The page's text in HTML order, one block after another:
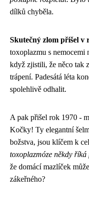
dílků chyběla.
Skutečný zlom přišel v
toxoplazmu s nemocemi
když zjistili, že něco tak
trápení. Padesátá léta
spolehlivě odhalit.
A pak přišel rok 1970 -
Kočky! Ty elegantní
božstva, jsou klíčem k
toxoplazmóze někdy
že domácí mazlíček
zákeřného?